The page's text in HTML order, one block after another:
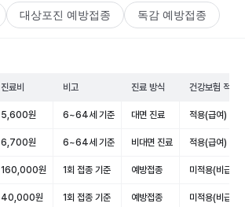
대상포진 예방접종 독감 예방접종
진료비 비고 진료 방식 건강보험 적용
5,600원 6~64세 기준 대면 진료 적용(급여)
6,700원 6~64세 기준 비대면 진료 적용(급여)
160,000원 1회 접종 기준 예방접종 미적용(비급여)
40,000원 1회 접종 기준 예방접종 미적용(비급여)